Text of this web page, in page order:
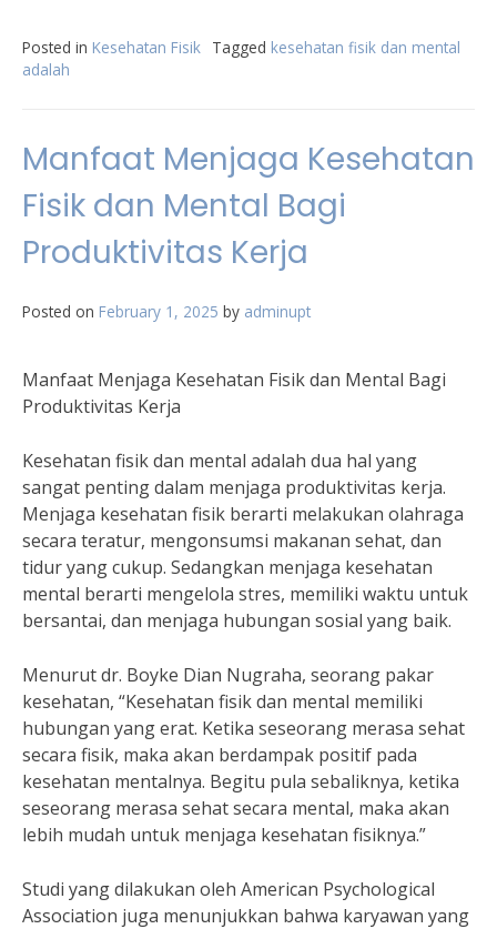
Posted in Kesehatan Fisik Tagged kesehatan fisik dan mental
adalah
Manfaat Menjaga Kesehatan
Fisik dan Mental Bagi
Produktivitas Kerja
Posted on February 1, 2025 by adminupt
Manfaat Menjaga Kesehatan Fisik dan Mental Bagi
Produktivitas Kerja
Kesehatan fisik dan mental adalah dua hal yang
sangat penting dalam menjaga produktivitas kerja.
Menjaga kesehatan fisik berarti melakukan olahraga
secara teratur, mengonsumsi makanan sehat, dan
tidur yang cukup. Sedangkan menjaga kesehatan
mental berarti mengelola stres, memiliki waktu untuk
bersantai, dan menjaga hubungan sosial yang baik.
Menurut dr. Boyke Dian Nugraha, seorang pakar
kesehatan, “Kesehatan fisik dan mental memiliki
hubungan yang erat. Ketika seseorang merasa sehat
secara fisik, maka akan berdampak positif pada
kesehatan mentalnya. Begitu pula sebaliknya, ketika
seseorang merasa sehat secara mental, maka akan
lebih mudah untuk menjaga kesehatan fisiknya.”
Studi yang dilakukan oleh American Psychological
Association juga menunjukkan bahwa karyawan yang